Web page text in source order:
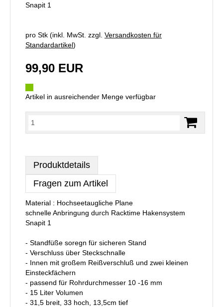
Snapit 1
pro Stk (inkl. MwSt. zzgl. Versandkosten für
Standardartikel)
99,90 EUR
Artikel in ausreichender Menge verfügbar
Produktdetails
Fragen zum Artikel
Material : Hochseetaugliche Plane
schnelle Anbringung durch Racktime Hakensystem
Snapit 1
- Standfüße soregn für sicheren Stand
- Verschluss über Steckschnalle
- Innen mit großem Reißverschluß und zwei kleinen
Einsteckfächern
- passend für Rohrdurchmesser 10 -16 mm
- 15 Liter Volumen
- 31,5 breit, 33 hoch, 13,5cm tief